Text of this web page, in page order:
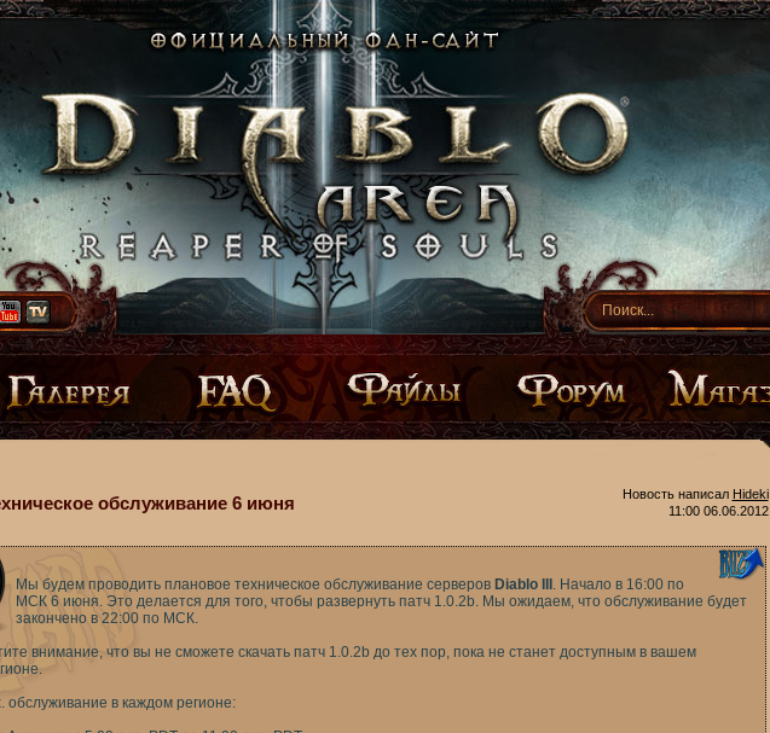
обслуживание 6 июня Новость написал Hideki
11:00 06.06.2012
Мы будем проводить плановое техническое обслуживание серверов Diablo III
. Начало в 16:00 по
МСК 6 июня. Это делается для того, чтобы развернуть патч 1.0.2b. Мы ожидаем, что обслуживание будет
закончено в 22:00 по МСК.
внимание, что вы не сможете скачать патч 1.0.2b до тех пор, пока не станет доступным в вашем
обслуживание в каждом регионе: